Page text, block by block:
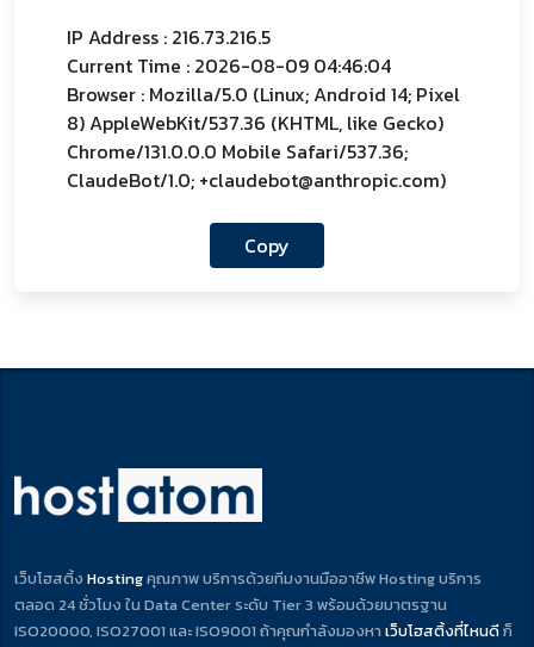
IP Address : 216.73.216.5
Current Time : 2026-08-09 04:46:04
Browser : Mozilla/5.0 (Linux; Android 14; Pixel
8) AppleWebKit/537.36 (KHTML, like Gecko)
Chrome/131.0.0.0 Mobile Safari/537.36;
ClaudeBot/1.0; +claudebot@anthropic.com)
Copy
เว็บโฮสติ้ง Hostingคุณภาพ บริการด้วยทีมงานมืออาชีพ Hosting บริการ
ตลอด 24 ชั่วโมง ใน Data Center ระดับ Tier 3 พร้อมด้วยมาตรฐาน
ISO20000, ISO27001 และ ISO9001 ถ้าคุณกำลังมองหา เว็บโฮสติ้งที่ไหนดีก็